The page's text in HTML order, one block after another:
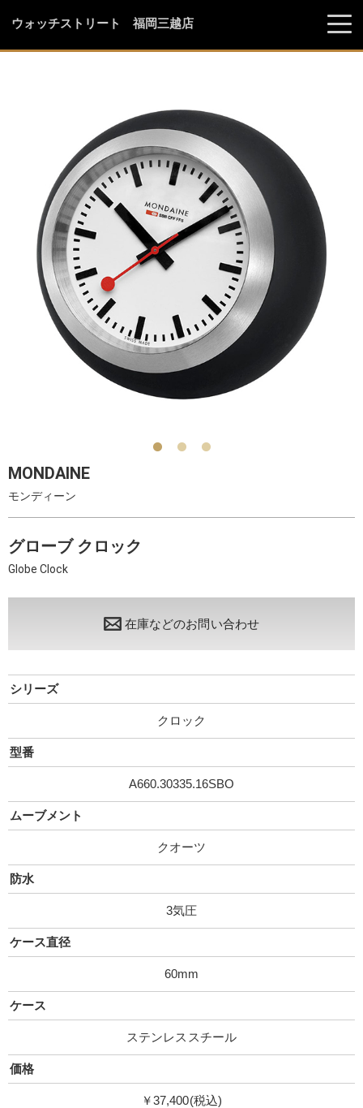
ウォッチストリート 福岡三越店
MONDAINE
モンディーン
グローブ クロック
Globe Clock
在庫などのお問い合わせ
シリーズ
クロック
型番
A660.30335.16SBO
ムーブメント
クオーツ
防水
3気圧
ケース直径
60mm
ケース
ステンレススチール
価格
￥37,400(税込)